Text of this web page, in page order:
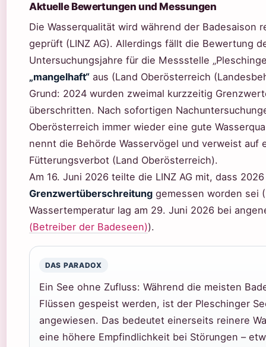
Aktuelle Bewertungen und Messungen
Die Wasserqualität wird während der Badesaison
geprüft (LINZ AG). Allerdings fällt die Bewertung
Untersuchungsjahre für die Messstelle
„mangelhaft“ aus (Land Oberösterreich
Grund: 2024 wurden zweimal kurzzeitig
überschritten. Nach sofortigen
Oberösterreich immer wieder eine gute
nennt die Behörde Wasservögel und verweist auf
Fütterungsverbot (Land Oberösterreich).
Am 16. Juni 2026 teilte die LINZ AG mit, dass
Grenzwertüberschreitung gemessen worden sei
Wassertemperatur lag am 29. Juni 2026 bei
(Betreiber der Badeseen)).
DAS PARADOX
Ein See ohne Zufluss: Während die meisten
Flüssen gespeist werden, ist der Pleschinger
angewiesen. Das bedeutet einerseits reinere
eine höhere Empfindlichkeit bei Störungen –